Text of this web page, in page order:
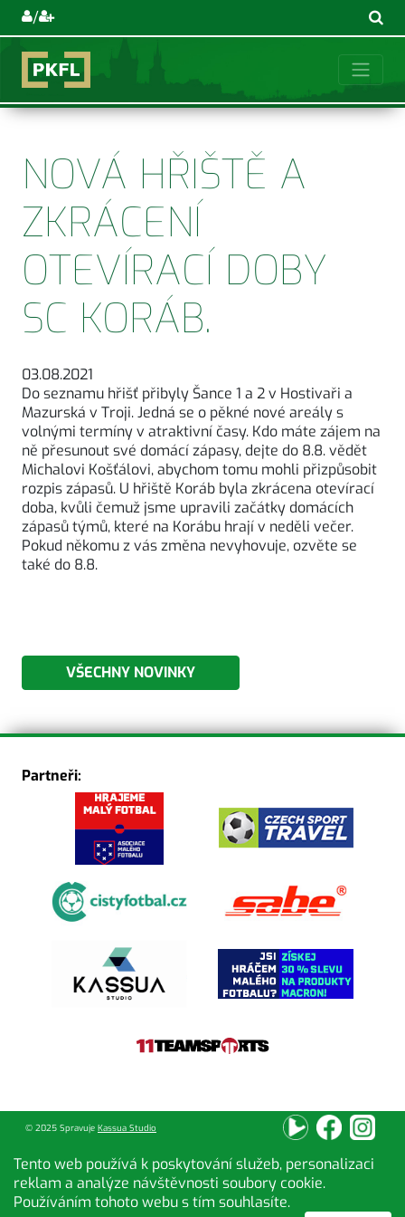
/
NOVÁ HŘIŠTĚ A
ZKRÁCENÍ
OTEVÍRACÍ DOBY
SC KORÁB.
03.08.2021
Do seznamu hřišť přibyly Šance 1 a 2 v Hostivaři a
Mazurská v Troji. Jedná se o pěkné nové areály s
volnými termíny v atraktivní časy. Kdo máte zájem na
ně přesunout své domácí zápasy, dejte do 8.8. vědět
Michalovi Košťálovi, abychom tomu mohli přizpůsobit
rozpis zápasů. U hřiště Koráb byla zkrácena otevírací
doba, kvůli čemuž jsme upravili začátky domácích
zápasů týmů, které na Korábu hrají v neděli večer.
Pokud někomu z vás změna nevyhovuje, ozvěte se
také do 8.8.
VŠECHNY NOVINKY
Partneři:
© 2025 Spravuje Kassua Studio
Tento web používá k poskytování služeb, personalizaci
reklam a analýze návštěvnosti soubory cookie.
Používáním tohoto webu s tím souhlasíte.